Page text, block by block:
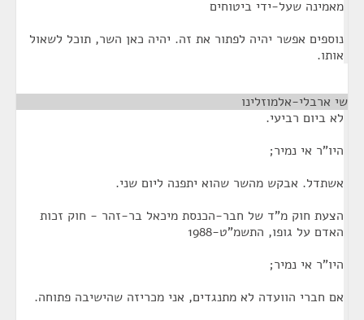
מאמינה שעל-ידי ביטוחים
נוספים אפשר יהיה לפתור את זה. יהיה כאן השר, תוכל לשאול
אותו.
שי ארבלי-אלמוזלינו
לא ביום רביעי.
היו"ר אי נמיר;
אשתדל. אבקש מהשר שהוא יתפנה ליום שני.
הצעת חוק מ"ד של חבר-הכנסת מיכאל בר-זהר - חוק זכות
האדם על גופו, התשמ"ט-1988
היו"ר אי נמיר;
אם חברי הוועדה לא מתנגדים, אני מכריזה שהישיבה פתוחה.